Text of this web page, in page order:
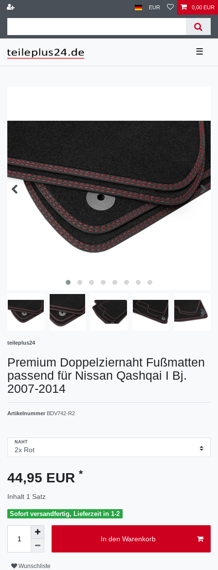
EUR 0,00 EUR
☰
teileplus24
Premium Doppelziernaht Fußmatten
passend für Nissan Qashqai I Bj.
2007-2014
Artikelnummer BDV742-R2
NAHT
44,95 EUR *
Inhalt 1 Satz
Sofort versandfertig, Lieferzeit in 1-2
In den Warenkorb
Wunschliste